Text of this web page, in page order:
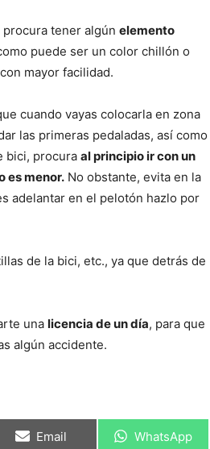
tener algún elemento
puede ser un color chillón o
mayor facilidad.
cuando vayas colocarla en zona
las primeras pedaladas, así como
bici, procura al principio ir con un
es menor. No obstante, evita en la
adelantar en el pelotón hazlo por
de la bici, etc., ya que detrás de
una licencia de un día, para que
algún accidente.
Compartir
Email Compartir
WhatsApp